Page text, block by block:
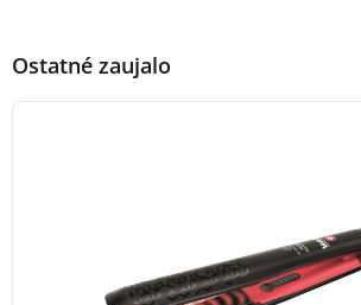
Ostatné zaujalo